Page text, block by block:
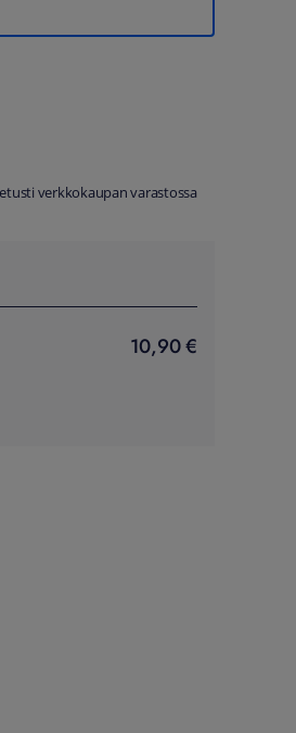
verkkokaupan varastossa
10,90 €